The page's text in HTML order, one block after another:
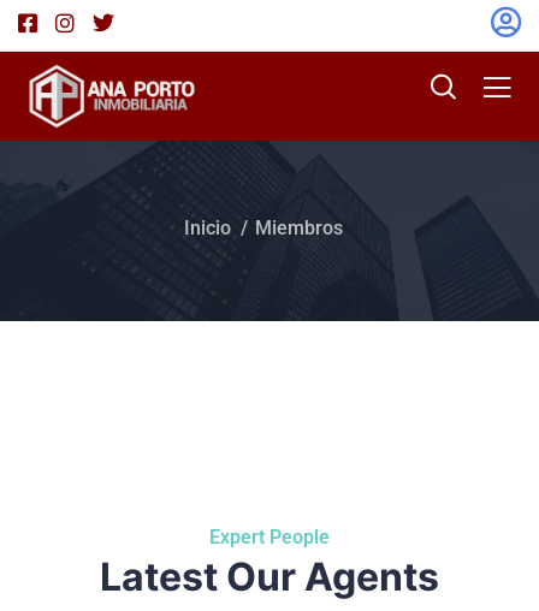
Inicio Miembros
Expert People
Latest Our Agents